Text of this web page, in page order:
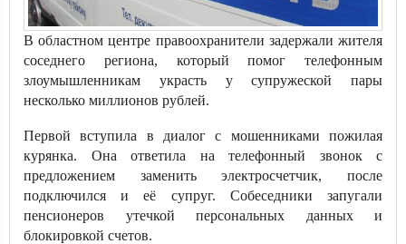
В областном центре правоохранители задержали жителя
соседнего региона, который помог телефонным
злоумышленникам украсть у супружеской пары
несколько миллионов рублей.
Первой вступила в диалог с мошенниками пожилая
курянка. Она ответила на телефонный звонок с
предложением заменить электросчетчик, после
подключился и её супруг. Собеседники запугали
пенсионеров утечкой персональных данных и
блокировкой счетов.